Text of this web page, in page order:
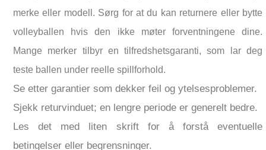
merke eller modell. Sørg for at du kan returnere eller bytte
volleyballen hvis den ikke møter forventningene dine.
Mange merker tilbyr en tilfredshetsgaranti, som lar deg
teste ballen under reelle spillforhold.
Se etter garantier som dekker feil og ytelsesproblemer.
Sjekk returvinduet; en lengre periode er generelt bedre.
Les det med liten skrift for å forstå eventuelle
betingelser eller begrensninger.